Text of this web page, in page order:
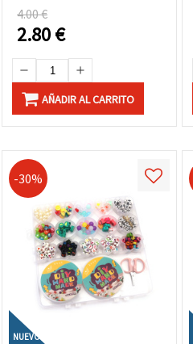
creativas para niños y
bisutería DIY
4.00 €
2.80€
AÑADIR AL CARRITO
-30%
NUEVO